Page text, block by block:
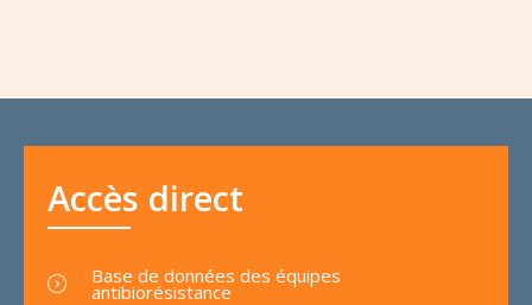
Accès direct
Base de données des équipes
antibiorésistance